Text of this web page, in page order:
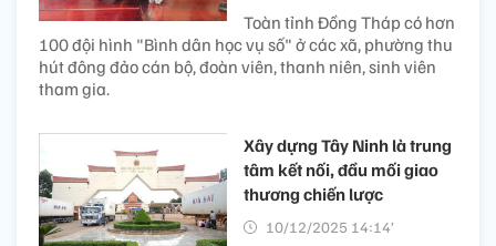
Toàn tỉnh Đồng Tháp có hơn
100 đội hình "Bình dân học vụ số" ở các xã, phường thu
hút đông đảo cán bộ, đoàn viên, thanh niên, sinh viên
tham gia.
Xây dựng Tây Ninh là trung
tâm kết nối, đầu mối giao
thương chiến lược
10/12/2025 14:14’